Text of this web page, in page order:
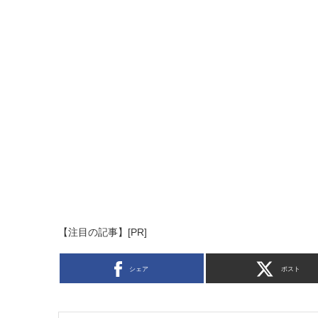
【注目の記事】[PR]
シェア ポスト